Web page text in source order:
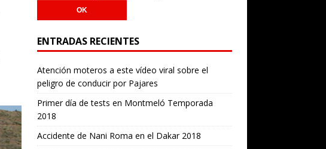
ENTRADAS RECIENTES
Atención moteros a este vídeo viral sobre el
peligro de conducir por Pajares
Primer día de tests en Montmeló Temporada
2018
Accidente de Nani Roma en el Dakar 2018